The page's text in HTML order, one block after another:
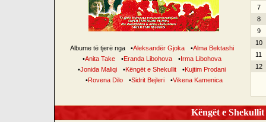
Albume të tjerë nga •Aleksandër Gjoka •Alma Bektashi
•Anita Take •Eranda Libohova •Irma Libohova
•Jonida Maliqi •Këngët e Shekullit •Kujtim Prodani
•Rovena Dilo •Sidrit Bejleri •Vikena Kamenica
7
8
9
10
11
12
Këngët e